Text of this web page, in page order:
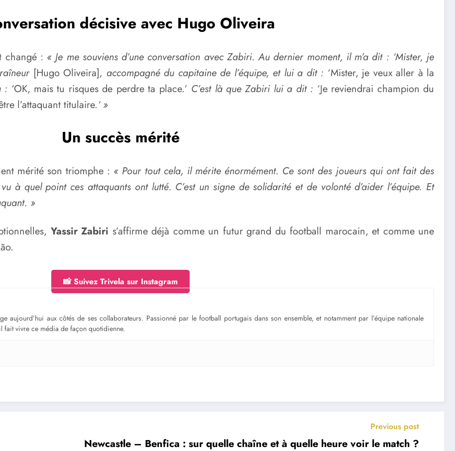
décisive avec Hugo Oliveira
changé : « Je me souviens d’une conversation avec Zabiri. Au dernier moment, il m’a dit : ‘Mister, je
[Hugo Oliveira], accompagné du capitaine de l’équipe, et lui a dit : ‘Mister, je veux aller à la
: ‘OK, mais tu risques de perdre ta place.’ C’est là que Zabiri lui a dit : ‘Je reviendrai champion du
l’attaquant titulaire.‘ »
Un succès mérité
mérité son triomphe : « Pour tout cela, il mérite énormément. Ce sont des joueurs qui ont fait des
à quel point ces attaquants ont lutté. C’est un signe de solidarité et de volonté d’aider l’équipe. Et
»
Yassir Zabiri s’affirme déjà comme un futur grand du football marocain, et comme une
📸 Suivez Trivela sur Instagram
aux côtés de ses collaborateurs. Passionné par le football portugais dans son ensemble, et notamment par l’équipe nationale
fait vivre ce média de façon quotidienne.
Previous post
Newcastle – Benfica : sur quelle chaîne et à quelle heure voir le match ?